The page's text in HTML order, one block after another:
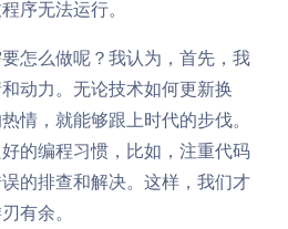
序无法运行。
怎么做呢？我认为，首先，我
动力。无论技术如何更新换
情，就能够跟上时代的步伐。
的编程习惯，比如，注重代码
的排查和解决。这样，我们才
有余。